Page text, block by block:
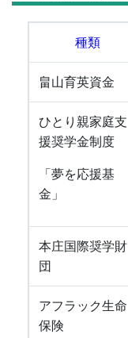
種類
畠山育英資金
ひとり親家庭支
援奨学金制度
「夢を応援基
金」
本庄国際奨学財
団
アフラック生命
保険